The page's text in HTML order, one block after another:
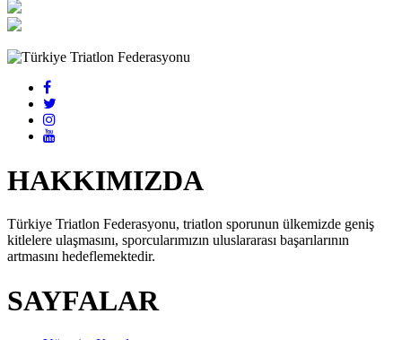
HAKKIMIZDA
Türkiye Triatlon Federasyonu, triatlon sporunun ülkemizde geniş
kitlelere ulaşmasını, sporcularımızın uluslararası başarılarının
artmasını hedeflemektedir.
SAYFALAR